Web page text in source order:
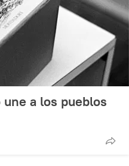
a los pueblos